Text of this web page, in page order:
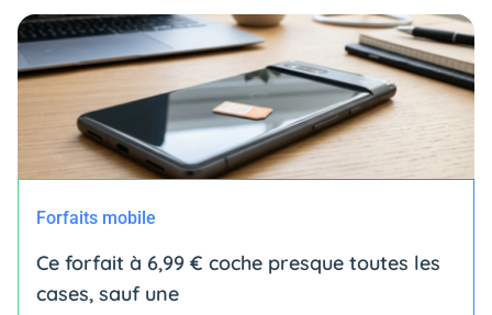
Forfaits mobile
Ce forfait à 6,99 € coche presque toutes les
cases, sauf une